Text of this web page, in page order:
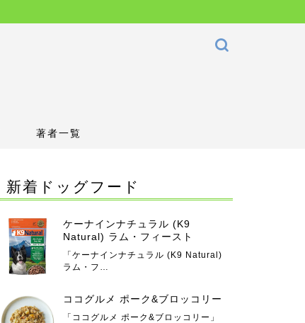
著者一覧
新着ドッグフード
ケーナインナチュラル (K9
Natural) ラム・フィースト
「ケーナインナチュラル (K9 Natural)
ラム・フ…
ココグルメ ポーク&ブロッコリー
「ココグルメ ポーク&ブロッコリー」